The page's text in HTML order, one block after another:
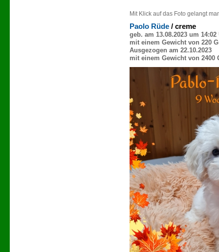
Mit Klick auf das Foto gelangt
Paolo Rüde / creme
geb. am 13.08.2023 um 14:02
mit einem Gewicht von 220
Ausgezogen am 22.10.2023
mit einem Gewicht von 2400